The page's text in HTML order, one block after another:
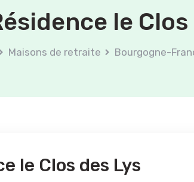
le
Maisons de retraite Bourgogne-
le Clos des Lys